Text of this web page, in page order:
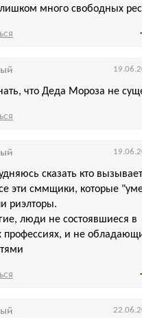
много свободных
что Деда Мороза не
сказать кто
эти сммщики, которые
риэлторы.
люди не состоявшиеся в
профессиях, и не